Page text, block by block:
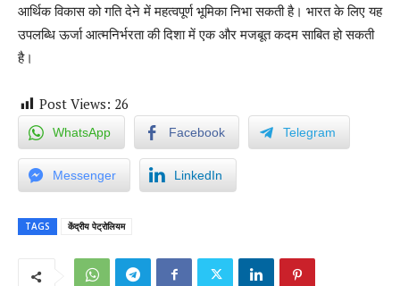
आर्थिक विकास को गति देने में महत्वपूर्ण भूमिका निभा सकती है। भारत के लिए यह
उपलब्धि ऊर्जा आत्मनिर्भरता की दिशा में एक और मजबूत कदम साबित हो सकती
है।
Post Views: 26
WhatsApp Facebook Telegram
Messenger LinkedIn
TAGS केंद्रीय पेट्रोलियम